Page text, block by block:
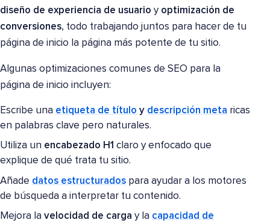
diseño de experiencia de usuario y optimización de
conversiones, todo trabajando juntos para hacer de tu
página de inicio la página más potente de tu sitio.
Algunas optimizaciones comunes de SEO para la
página de inicio incluyen:
Escribe una etiqueta de título y descripción meta ricas
en palabras clave pero naturales.
Utiliza un encabezado H1 claro y enfocado que
explique de qué trata tu sitio.
Añade datos estructurados para ayudar a los motores
de búsqueda a interpretar tu contenido.
Mejora la velocidad de carga y la capacidad de